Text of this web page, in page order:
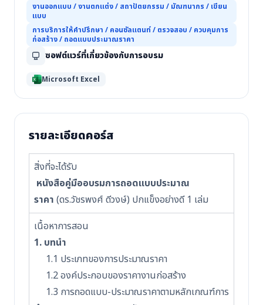
งานออกแบบ / งานตกแต่ง / สถาปัตยกรรม / มัณฑนากร / เขียน
แบบ
การบริการให้คำปรึกษา / คอนซัลแตนท์ / ตรวจสอบ / ควบคุมการ
ก่อสร้าง / ถอดแบบประมาณราคา
ซอฟต์แวร์ที่เกี่ยวข้องกับการอบรม
Microsoft Excel
รายละเอียดคอร์ส
สิ่งที่จะได้รับ
หนังสือคู่มืออบรมการถอดแบบประมาณ
ราคา (ดร.วัชรพงศ์ ดีวงษ์) ปกแข็งอย่างดี 1 เล่ม
เนื้อหาการสอน
1. บทนำ
1.1 ประเภทของการประมาณราคา
1.2 องค์ประกอบของราคางานก่อสร้าง
1.3 การถอดแบบ-ประมาณราคาตามหลักเกณฑ์การ